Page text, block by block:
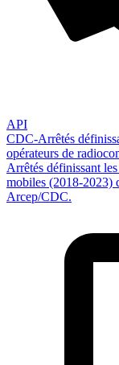
API
CDC-Arrêtés
opérateurs de
Arrêtés définissant
mobiles (2018-2023)
Arcep/CDC.